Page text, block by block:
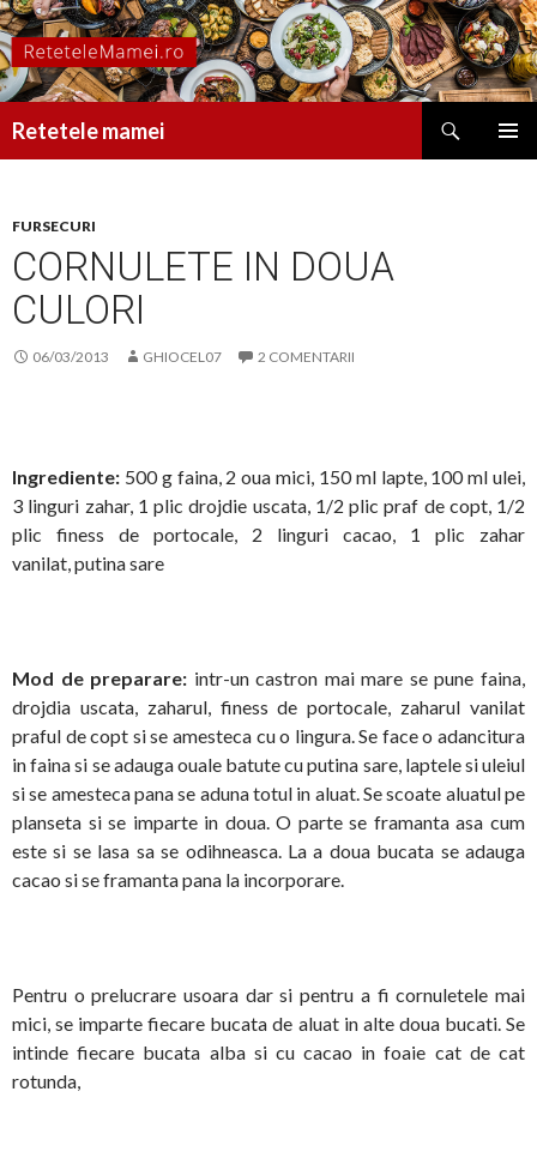
Retetele mamei
FURSECURI
CORNULETE IN DOUA
CULORI
06/03/2013 GHIOCEL07 2 COMENTARII
Ingrediente: 500 g faina, 2 oua mici, 150 ml lapte, 100 ml ulei,
3 linguri zahar, 1 plic drojdie uscata, 1/2 plic praf de copt, 1/2
plic finess de portocale, 2 linguri cacao, 1 plic zahar
vanilat, putina sare
Mod de preparare: intr-un castron mai mare se pune faina,
drojdia uscata, zaharul, finess de portocale, zaharul vanilat
praful de copt si se amesteca cu o lingura. Se face o adancitura
in faina si se adauga ouale batute cu putina sare, laptele si uleiul
si se amesteca pana se aduna totul in aluat. Se scoate aluatul pe
planseta si se imparte in doua. O parte se framanta asa cum
este si se lasa sa se odihneasca. La a doua bucata se adauga
cacao si se framanta pana la incorporare.
Pentru o prelucrare usoara dar si pentru a fi cornuletele mai
mici, se imparte fiecare bucata de aluat in alte doua bucati. Se
intinde fiecare bucata alba si cu cacao in foaie cat de cat
rotunda,